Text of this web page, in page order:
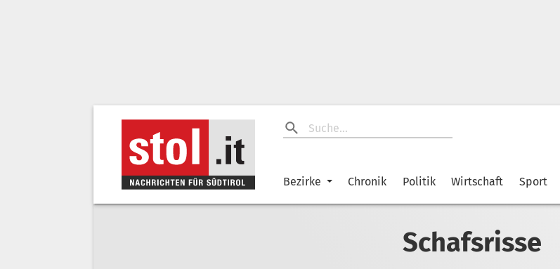
Bezirke Chronik Politik Wirtschaft Sport
Schafsrisse